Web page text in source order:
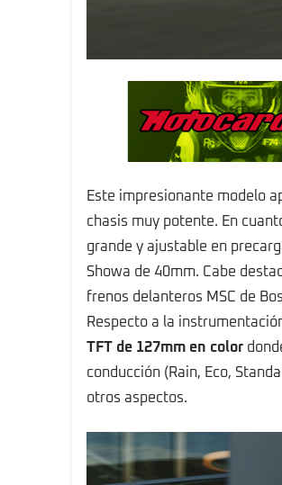
Este impresionante modelo
chasis muy potente. En
grande y ajustable en
Showa de 40mm. Cabe
frenos delanteros MSC de
Respecto a la
TFT de 127mm en color
conducción (Rain, Eco,
otros aspectos.